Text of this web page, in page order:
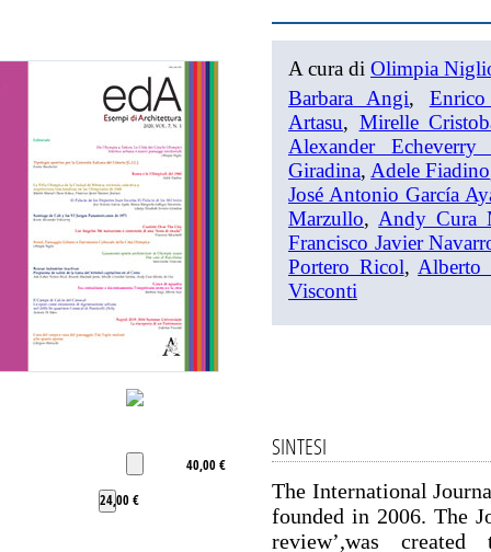
40,00 €
24,00 €
A cura di Olimpia
Barbara Angi,
Artasu, Mirelle
Alexander Echeverry
Giradina, Adele Fiadino
José Antonio García
Marzullo, Andy Cura
Francisco Javier
Portero Ricol, Alberto
Visconti
SINTESI
The International
founded in 2006. The
review’,was